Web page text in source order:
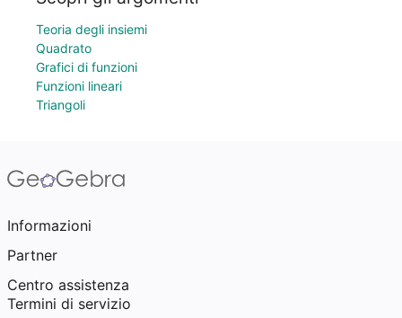
Teoria degli insiemi
Quadrato
Grafici di funzioni
Funzioni lineari
Triangoli
Informazioni
Partner
Centro assistenza
Termini di servizio